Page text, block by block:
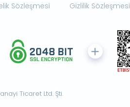
Sözleşmesi Gizlilik Sözleşmesi
Ticaret Ltd. Şti.